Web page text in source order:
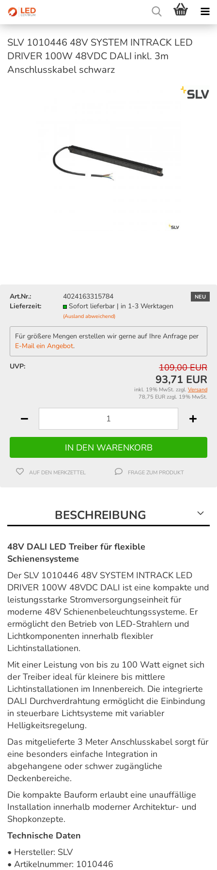
SLV 1010446 48V SYSTEM INTRACK LED
DRIVER 100W 48VDC DALI inkl. 3m
Anschlusskabel schwarz
NEU
Art.Nr.:
4024163315784
Lieferzeit:
Sofort lieferbar | in 1-3 Werktagen
(Ausland abweichend)
Für größere Mengen erstellen wir gerne auf Ihre Anfrage per
E-Mail ein Angebot.
UVP: 109,00 EUR
93,71 EUR
inkl. 19% MwSt. zzgl. Versand
78,75 EUR zzgl. 19% MwSt.
AUF DEN MERKZETTEL FRAGE ZUM PRODUKT
BESCHREIBUNG
48V DALI LED Treiber für flexible
Schienensysteme
Der SLV 1010446 48V SYSTEM INTRACK LED
DRIVER 100W 48VDC DALI ist eine kompakte und
leistungsstarke Stromversorgungseinheit für
moderne 48V Schienenbeleuchtungssysteme. Er
ermöglicht den Betrieb von LED-Strahlern und
Lichtkomponenten innerhalb flexibler
Lichtinstallationen.
Mit einer Leistung von bis zu 100 Watt eignet sich
der Treiber ideal für kleinere bis mittlere
Lichtinstallationen im Innenbereich. Die integrierte
DALI Durchverdrahtung ermöglicht die Einbindung
in steuerbare Lichtsysteme mit variabler
Helligkeitsregelung.
Das mitgelieferte 3 Meter Anschlusskabel sorgt für
eine besonders einfache Integration in
abgehangene oder schwer zugängliche
Deckenbereiche.
Die kompakte Bauform erlaubt eine unauffällige
Installation innerhalb moderner Architektur- und
Shopkonzepte.
Technische Daten
• Hersteller: SLV
• Artikelnummer: 1010446